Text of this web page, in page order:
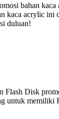
bahan
kaca acrylic ini
duluan!
Flash Disk
untuk